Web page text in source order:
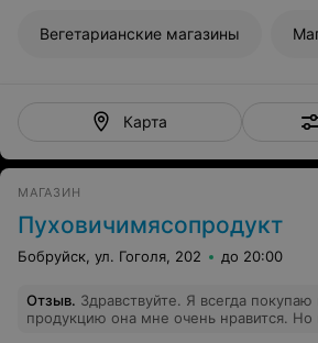
Вегетарианские магазины
Карта
МАГАЗИН
Пуховичимясопродукт
Бобруйск, ул. Гоголя, 202 до 20:00
Отзыв. Здравствуйте. Я всегда покупаю
продукцию она мне очень нравится. Но